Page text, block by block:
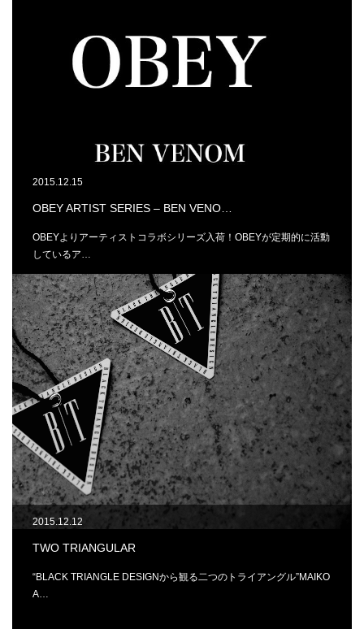
2015.12.15
OBEY ARTIST SERIES – BEN VENO…
OBEYよりアーティストコラボシリーズ入荷！OBEYが定期的に活動
しているア…
2015.12.12
TWO TRIANGULAR
“BLACK TRIANGLE DESIGNから観る二つのトライアングル”MAIKO
A…